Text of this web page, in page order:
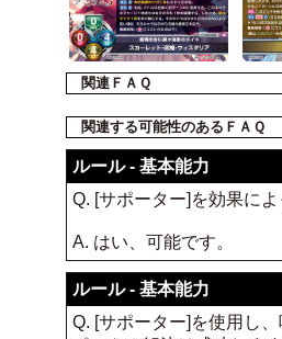
関連ＦＡＱ
関連する可能性のあるＦＡＱ
ルール - 基本能力
Q. [サポーター]を効果に
A. はい、可能です。
ルール - 基本能力
Q. [サポーター]を使用し